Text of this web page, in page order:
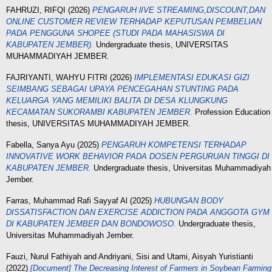
FAHRUZI, RIFQI (2026) PENGARUH lIVE STREAMING,DISCOUNT,DAN
ONLINE CUSTOMER REVIEW TERHADAP KEPUTUSAN PEMBELIAN
PADA PENGGUNA SHOPEE (STUDI PADA MAHASISWA DI
KABUPATEN JEMBER). Undergraduate thesis, UNIVERSITAS
MUHAMMADIYAH JEMBER.
FAJRIYANTI, WAHYU FITRI (2026) IMPLEMENTASI EDUKASI GIZI
SEIMBANG SEBAGAI UPAYA PENCEGAHAN STUNTING PADA
KELUARGA YANG MEMILIKI BALITA DI DESA KLUNGKUNG
KECAMATAN SUKORAMBI KABUPATEN JEMBER. Profession Education
thesis, UNIVERSITAS MUHAMMADIYAH JEMBER.
Fabella, Sanya Ayu (2025) PENGARUH KOMPETENSI TERHADAP
INNOVATIVE WORK BEHAVIOR PADA DOSEN PERGURUAN TINGGI DI
KABUPATEN JEMBER. Undergraduate thesis, Universitas Muhammadiyah
Jember.
Farras, Muhammad Rafi Sayyaf Al (2025) HUBUNGAN BODY
DISSATISFACTION DAN EXERCISE ADDICTION PADA ANGGOTA GYM
DI KABUPATEN JEMBER DAN BONDOWOSO. Undergraduate thesis,
Universitas Muhammadiyah Jember.
Fauzi, Nurul Fathiyah and Andriyani, Sisi and Utami, Aisyah Yuristianti
(2022) [Document] The Decreasing Interest of Farmers in Soybean Farming